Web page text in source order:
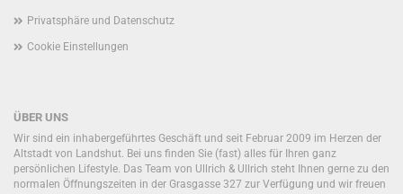
Privatsphäre und Datenschutz
Cookie Einstellungen
ÜBER UNS
Wir sind ein inhabergeführtes Geschäft und seit Februar 2009 im Herzen der
Altstadt von Landshut. Bei uns finden Sie (fast) alles für Ihren ganz
persönlichen Lifestyle. Das Team von Ullrich & Ullrich steht Ihnen gerne zu den
normalen Öffnungszeiten in der Grasgasse 327 zur Verfügung und wir freuen